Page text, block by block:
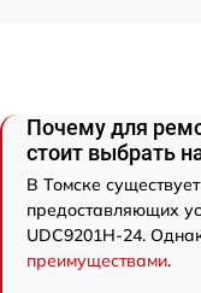
Почему для
стоит выбрать
В Томске
предоставляющих
UDC9201H-24.
преимуществами.